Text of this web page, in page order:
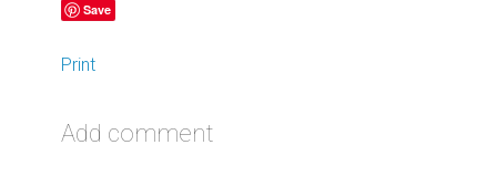
Save
Print
Add comment